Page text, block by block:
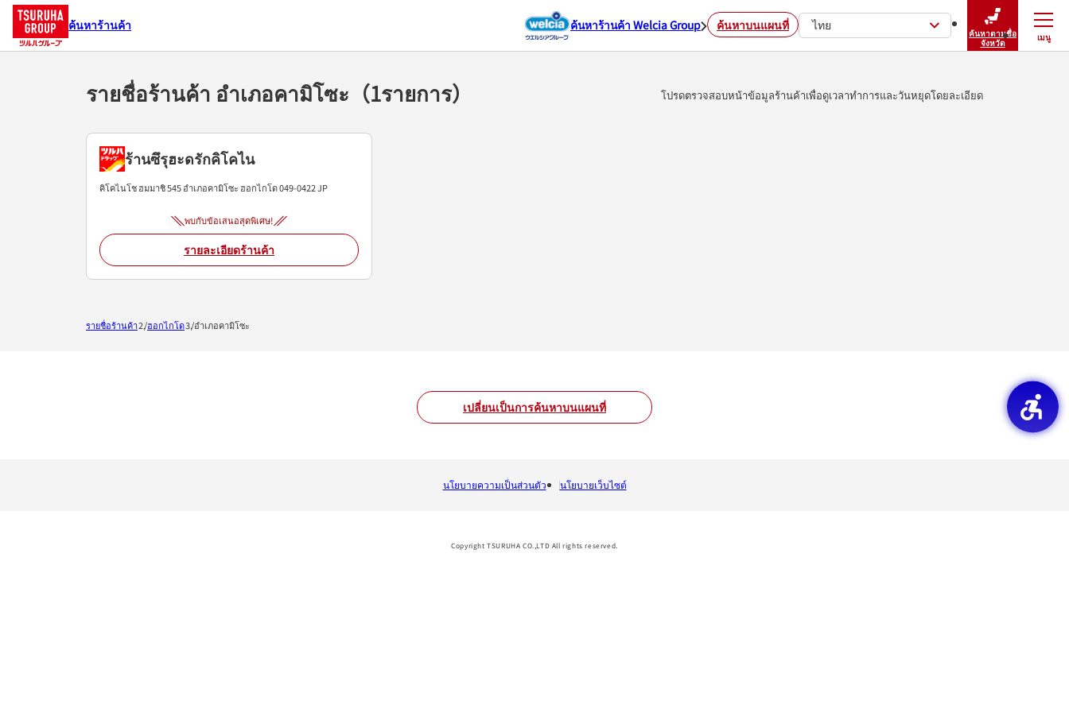
ค้นหาร้านค้า ค้นหาร้านค้า Welcia Group ค้นหาบนแผนที่ ไทย
ค้นหาตามชื่อ
จังหวัด
เมนู
ปิดเมนู
รายชื่อร้านค้า อำเภอคามิโซะ（1รายการ） โปรดตรวจสอบหน้าข้อมูลร้านค้าเพื่อดูเวลาทำการและวันหยุดโดยละเอียด
ร้านซึรุฮะดรักคิโคไน
คิโคไนโช ฮมมาชิ 545อำเภอคามิโซะ ฮอกไกโด049-0422JP
พบกับข้อเสนอสุดพิเศษ!
รายละเอียดร้านค้า
เปลี่ยนเป็นการค้นหาบนแผนที่
รายชื่อร้านค้า ฮอกไกโด อำเภอคามิโซะ
นโยบายความเป็นส่วนตัว นโยบายเว็บไซต์
Copyright TSURUHA CO.,LTD All rights reserved.